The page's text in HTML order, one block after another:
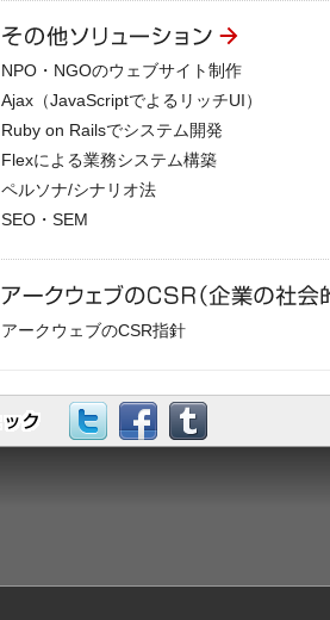
NPO・NGOのウェブサイト制作
Ajax（JavaScriptでよるリッチUI）
Ruby on Railsでシステム開発
Flexによる業務システム構築
ペルソナ/シナリオ法
SEO・SEM
アークウェブのCSR指針